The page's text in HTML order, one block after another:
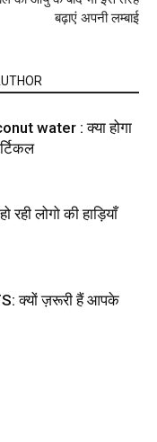
बढ़ाएं अपनी लम्बाई
water : क्या होगा
लोगो की हाड़ियाँ
क्यों ज़रूरी हैं आपके